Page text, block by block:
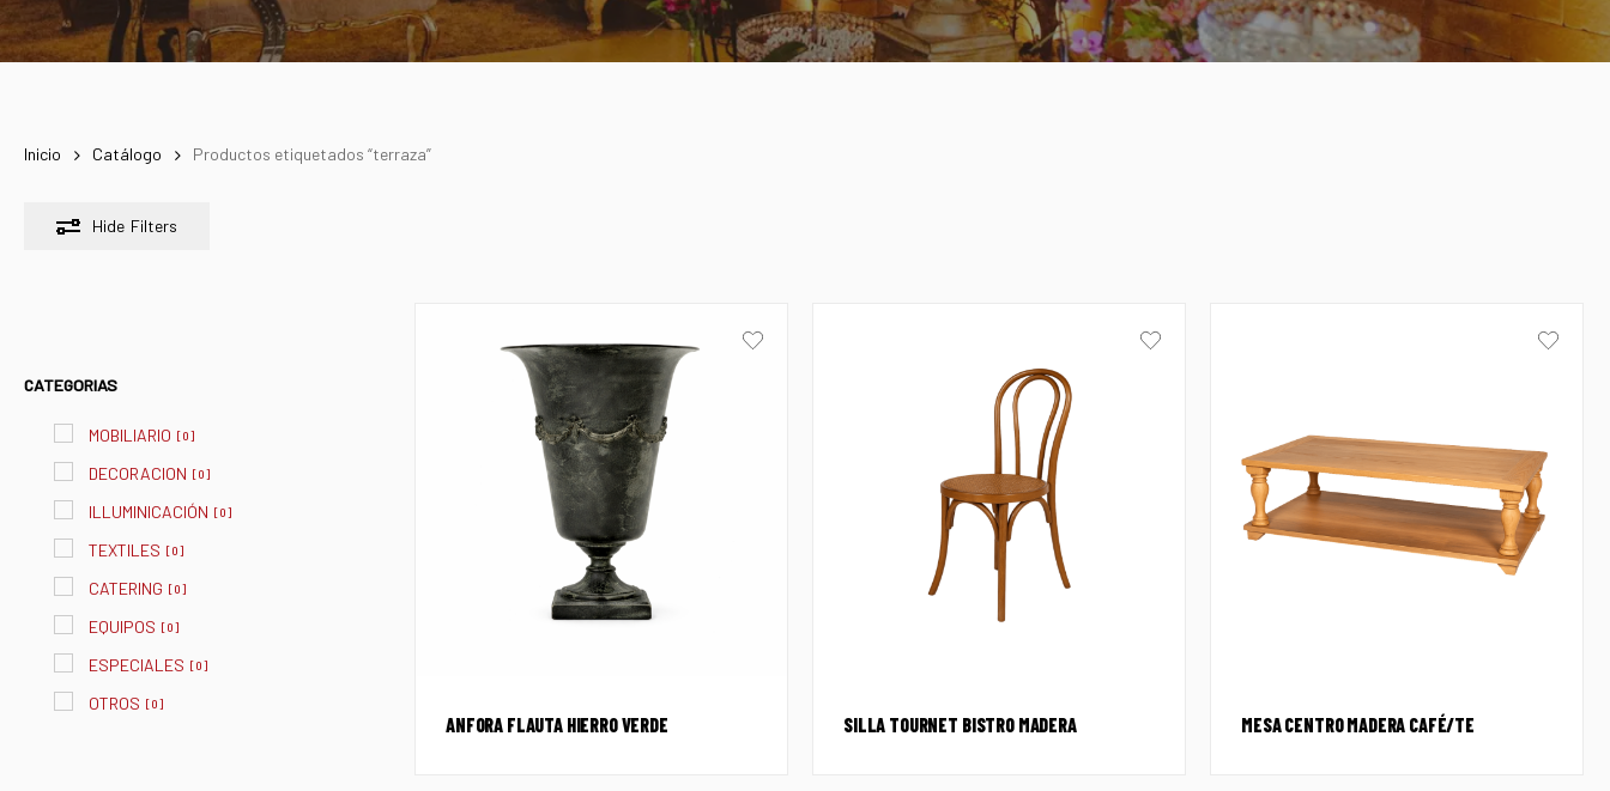
Inicio Catálogo Productos etiquetados “terraza”
Hide Filters
CATEGORIAS
MOBILIARIO [0]
DECORACION [0]
ILLUMINICACIÓN [0]
TEXTILES [0]
CATERING [0]
EQUIPOS [0]
ESPECIALES [0]
OTROS [0]
ANFORA FLAUTA HIERRO VERDE SILLA TOURNET BISTRO MADERA MESA CENTRO MADERA CAFÉ/TE